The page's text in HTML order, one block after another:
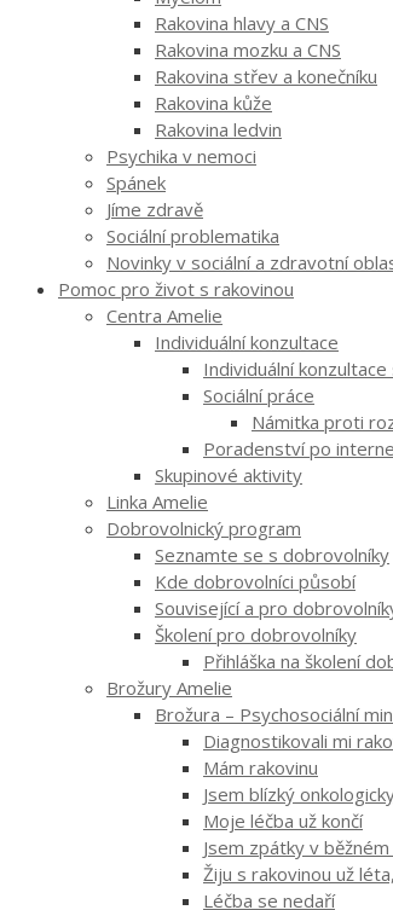
Rakovina hlavy a CNS
Rakovina mozku a CNS
Rakovina střev a konečníku
Rakovina kůže
Rakovina ledvin
Psychika v nemoci
Spánek
Jíme zdravě
Sociální problematika
Novinky v sociální a zdravotní
Pomoc pro život s rakovinou
Centra Amelie
Individuální konzultace
Individuální
Sociální práce
Námitka proti
Poradenství po
Skupinové aktivity
Linka Amelie
Dobrovolnický program
Seznamte se s dobrovolníky
Kde dobrovolníci působí
Související a pro
Školení pro dobrovolníky
Přihláška na školení
Brožury Amelie
Brožura – Psychosociální
Diagnostikovali mi
Mám rakovinu
Jsem blízký
Moje léčba už končí
Jsem zpátky v
Žiju s rakovinou už
Léčba se nedaří